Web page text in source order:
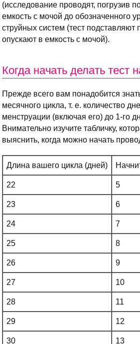
(исследование проводят, погрузив
емкость с мочой до обозначенного
струйных систем (тест подставляют
опускают в емкость с мочой).
Когда начать делать тест
Прежде всего вам понадобится
месячного цикла, т. е. количество
менструации (включая его) до 1-го
Внимательно изучите табличку,
выяснить, когда можно начать
Длина вашего цикла (дней)
22 5
23 6
24 7
25 8
26 9
27 10
28 11
29 12
30 13